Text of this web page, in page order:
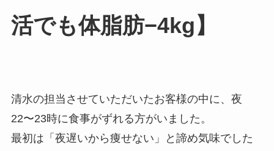
活でも体脂肪−4kg】
清水の担当させていただいたお客様の中に、夜
22〜23時に食事がずれる方がいました。
最初は「夜遅いから痩せない」と諦め気味でした